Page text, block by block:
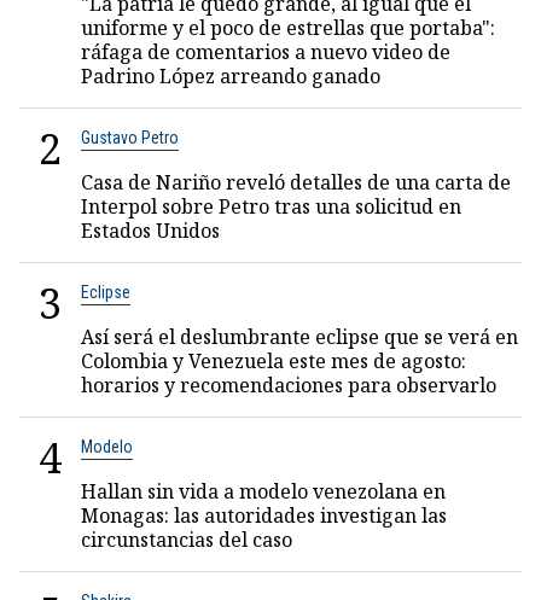
uniforme y el poco de estrellas que portaba":
ráfaga de comentarios a nuevo video de
Padrino López arreando ganado
2 Gustavo Petro
Casa de Nariño reveló detalles de una carta de
Interpol sobre Petro tras una solicitud en
Estados Unidos
3 Eclipse
Así será el deslumbrante eclipse que se verá en
Colombia y Venezuela este mes de agosto:
horarios y recomendaciones para observarlo
4 Modelo
Hallan sin vida a modelo venezolana en
Monagas: las autoridades investigan las
circunstancias del caso